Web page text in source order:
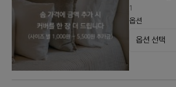
1
옵션